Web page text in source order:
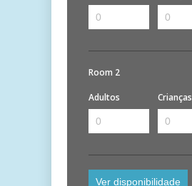
Room 2
Adultos Crianças